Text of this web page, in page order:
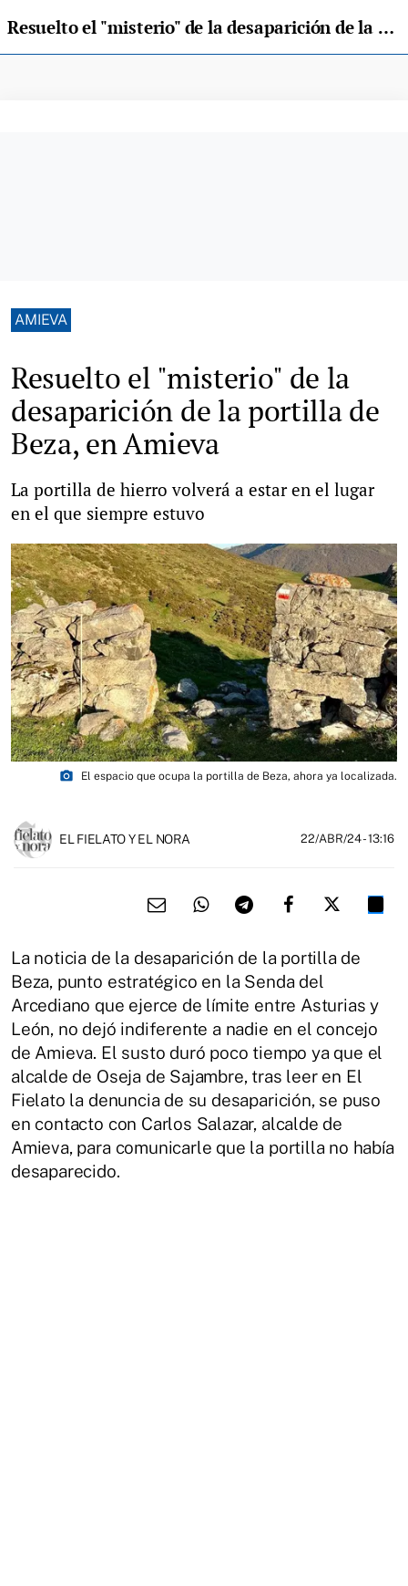
Resuelto el "misterio" de la desaparición de la portilla de Beza, en Amieva
AMIEVA
Resuelto el "misterio" de la
desaparición de la portilla de
Beza, en Amieva
La portilla de hierro volverá a estar en el lugar
en el que siempre estuvo
photo_camera El espacio que ocupa la portilla de Beza, ahora ya localizada.
EL FIELATO Y EL NORA 22/ABR/24- 13:16
La noticia de la desaparición de la portilla de
Beza, punto estratégico en la Senda del
Arcediano que ejerce de límite entre Asturias y
León, no dejó indiferente a nadie en el concejo
de Amieva. El susto duró poco tiempo ya que el
alcalde de Oseja de Sajambre, tras leer en El
Fielato la denuncia de su desaparición, se puso
en contacto con Carlos Salazar, alcalde de
Amieva, para comunicarle que la portilla no había
desaparecido.